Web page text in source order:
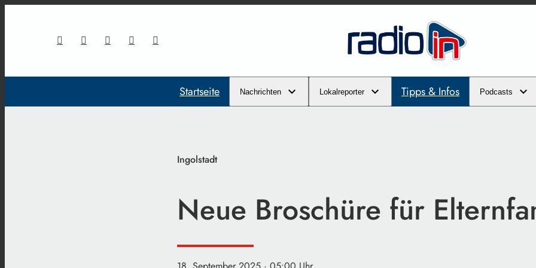
Startseite Nachrichten Lokalreporter Tipps & Infos Podcasts
Ingolstadt
Neue Broschüre für